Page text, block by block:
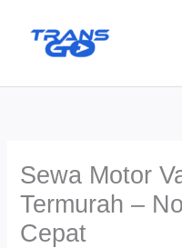
Sewa Motor
Termurah –
Cepat